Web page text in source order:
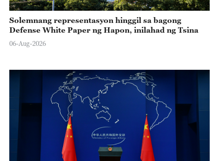
Solemnang representasyon hinggil sa bagong
Defense White Paper ng Hapon, inilahad ng Tsina
06-Aug-2026